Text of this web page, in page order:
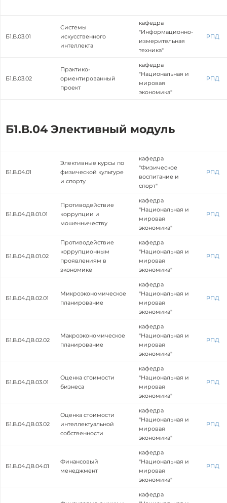
Б1.В.03.01
Системы
искусственного
интеллекта
кафедра
"Информационно-
измерительная
техника"
РПД
Б1.В.03.02
Практико-
ориентированный
проект
кафедра
"Национальная и
мировая
экономика"
РПД
Б1.В.04 Элективный модуль
Б1.В.04.01
Элективные курсы по
физической культуре
и спорту
кафедра
"Физическое
воспитание и
спорт"
РПД
Б1.В.04.ДВ.01.01
Противодействие
коррупции и
мошенничеству
кафедра
"Национальная и
мировая
экономика"
РПД
Б1.В.04.ДВ.01.02
Противодействие
коррупционным
проявлениям в
экономике
кафедра
"Национальная и
мировая
экономика"
РПД
Б1.В.04.ДВ.02.01
Микроэкономическое
планирование
кафедра
"Национальная и
мировая
экономика"
РПД
Б1.В.04.ДВ.02.02
Макроэкономическое
планирование
кафедра
"Национальная и
мировая
экономика"
РПД
Б1.В.04.ДВ.03.01
Оценка стоимости
бизнеса
кафедра
"Национальная и
мировая
экономика"
РПД
Б1.В.04.ДВ.03.02
Оценка стоимости
интеллектуальной
собственности
кафедра
"Национальная и
мировая
экономика"
РПД
Б1.В.04.ДВ.04.01
Финансовый
менеджмент
кафедра
"Национальная и
мировая
экономика"
РПД
кафедра